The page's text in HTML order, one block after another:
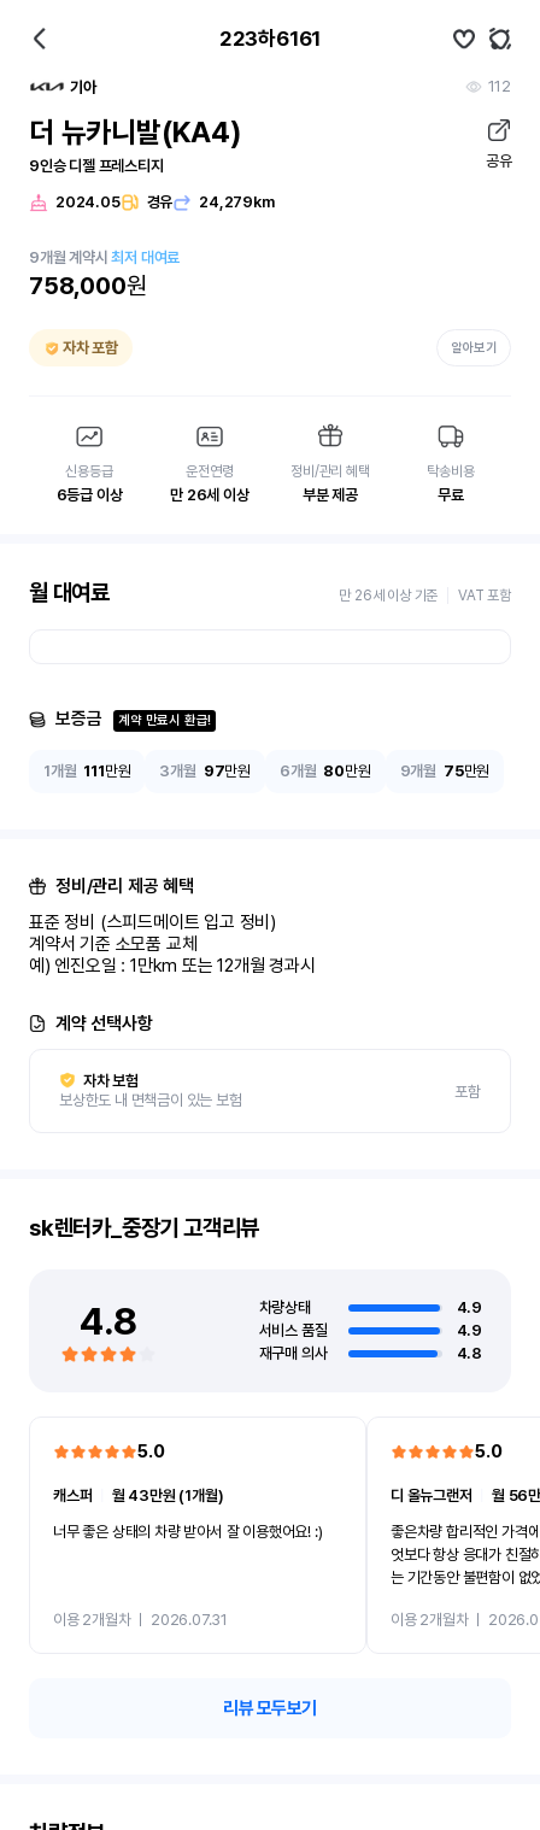
223하6161
기아 112
더 뉴카니발(KA4)
9인승 디젤 프레스티지 공유
2024.05 경유 24,279km
9개월 계약시최저 대여료
758,000원
자차 포함 알아보기
신용등급
6등급 이상
운전연령
만 26세 이상
정비/관리 혜택
부분 제공
탁송비용
무료
월 대여료 만 26세 이상 기준 VAT 포함
보증금 계약 만료시 환급!
1개월 111만원 3개월 97만원 6개월 80만원 9개월 75만원
정비/관리 제공 혜택
표준 정비 (스피드메이트 입고 정비)
계약서 기준 소모품 교체
예) 엔진오일 : 1만km 또는 12개월 경과시
계약 선택사항
자차 보험
보상한도 내 면책금이 있는 보험
포함
sk렌터카_중장기 고객리뷰
4.8 차량상태
4.9
서비스 품질
4.9
재구매 의사
4.8
5.0
캐스퍼
월 43만원 (1개월)
너무 좋은 상태의 차량 받아서 잘 이용했어요! :)
이용 2개월차ㅣ 2026.07.31
5.0
디 올뉴그랜저 ㅣ월 56
좋은차량 합리적인 가격
엇보다 항상 응대가 친절
는 기간동안 불편함이 없
카 렌트 고민없이 강추합
이용 2개월차ㅣ
리뷰 모두보기